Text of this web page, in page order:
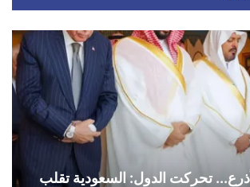
تحركت الدول: السعودية تقلب